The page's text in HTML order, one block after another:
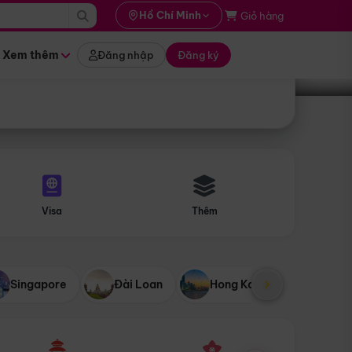
Hồ Chí Minh Giỏ hàng
Xem thêm Đăng nhập Đăng ký
Tìm tour
Visa Thêm
Singapore Đài Loan Hong Kong